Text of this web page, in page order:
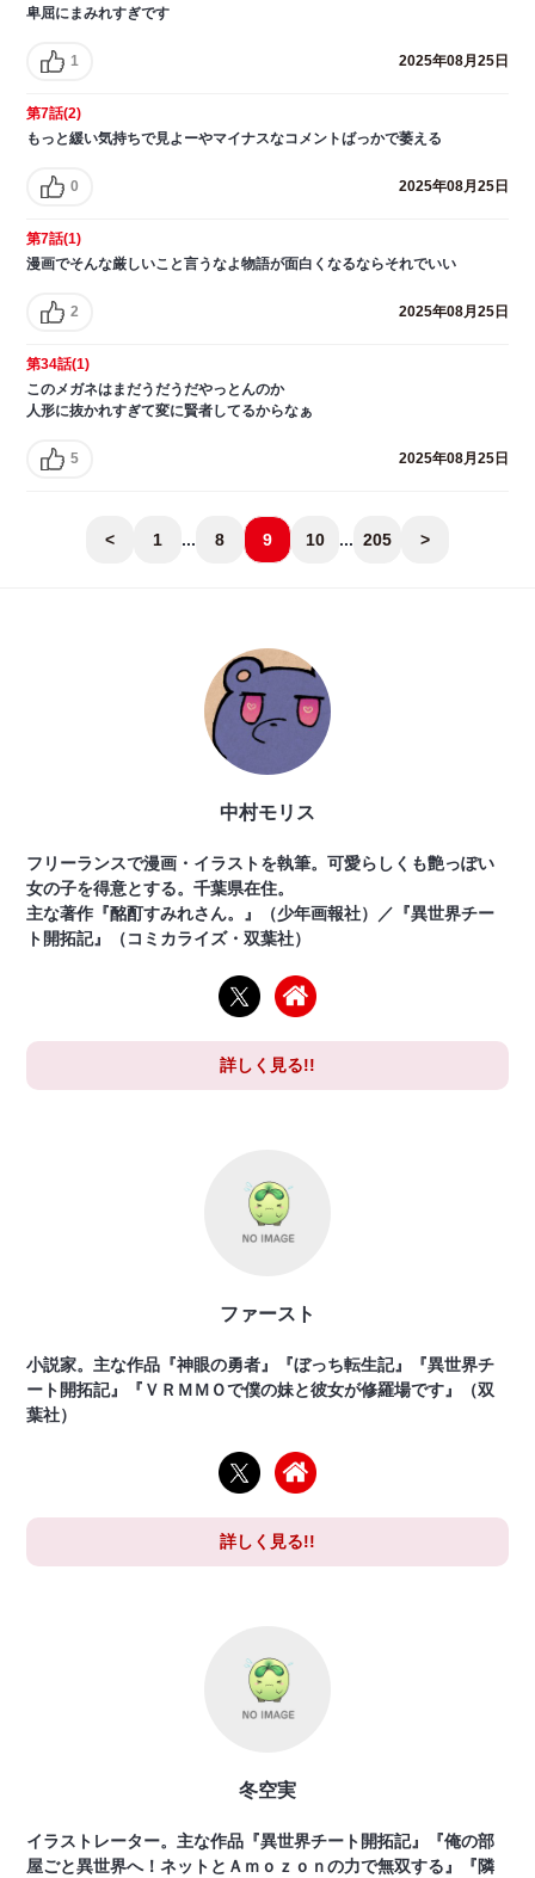
卑屈にまみれすぎです
1 2025年08月25日
第7話(2)
もっと緩い気持ちで見よーやマイナスなコメントばっかで萎える
0 2025年08月25日
第7話(1)
漫画でそんな厳しいこと言うなよ物語が面白くなるならそれでいい
2 2025年08月25日
第34話(1)
このメガネはまだうだうだやっとんのか
人形に抜かれすぎて変に賢者してるからなぁ
5 2025年08月25日
< 1 ... 8 9 10 ... 205 >
中村モリス
フリーランスで漫画・イラストを執筆。可愛らしくも艶っぽい
女の子を得意とする。千葉県在住。
主な著作『酩酊すみれさん。』（少年画報社）／『異世界チー
ト開拓記』（コミカライズ・双葉社）
詳しく見る!!
ファースト
小説家。主な作品『神眼の勇者』『ぼっち転生記』『異世界チ
ート開拓記』『ＶＲＭＭＯで僕の妹と彼女が修羅場です』（双
葉社）
詳しく見る!!
冬空実
イラストレーター。主な作品『異世界チート開拓記』『俺の部
屋ごと異世界へ！ネットとＡｍｏｚｏｎの力で無双する』『隣